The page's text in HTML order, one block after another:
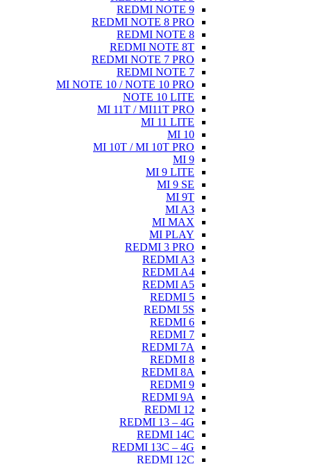
REDMI NOTE 9
REDMI NOTE 8 PRO
REDMI NOTE 8
REDMI NOTE 8T
REDMI NOTE 7 PRO
REDMI NOTE 7
MI NOTE 10 / NOTE 10 PRO
NOTE 10 LITE
MI 11T / MI11T PRO
MI 11 LITE
MI 10T / MI 10T PRO
MI 9 LITE
MI 9 SE
MI MAX
MI PLAY
REDMI 3 PRO
REDMI A3
REDMI A4
REDMI A5
REDMI 5
REDMI 5S
REDMI 6
REDMI 7
REDMI 7A
REDMI 8
REDMI 8A
REDMI 9
REDMI 9A
REDMI 12
REDMI 13 – 4G
REDMI 14C
REDMI 13C – 4G
REDMI 12C